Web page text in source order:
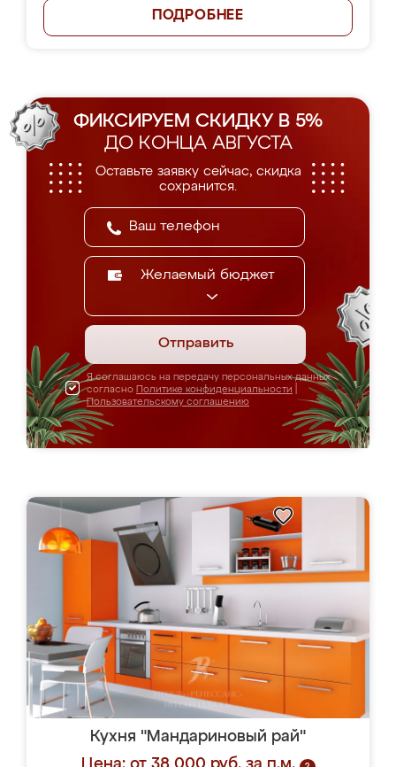
ПОДРОБНЕЕ
ФИКСИРУЕМ СКИДКУ В 5%
ДО КОНЦА АВГУСТА
Оставьте заявку сейчас, скидка
сохранится.
Желаемый бюджет
Отправить
Я соглашаюсь на передачу персональных данных
согласно Политике конфиденциальности
Пользовательскому соглашению
Кухня "Мандариновый рай"